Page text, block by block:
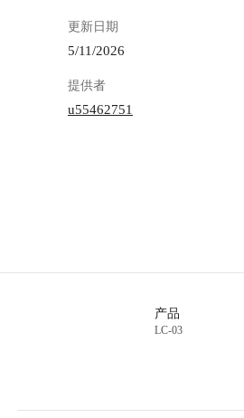
更新日期
5/11/2026
提供者
u55462751
产品
LC-03